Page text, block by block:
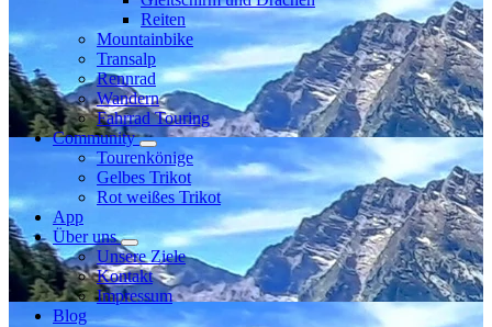
Reiten
Mountainbike
Transalp
Rennrad
Wandern
Fahrrad Touring
Community
Tourenkönige
Gelbes Trikot
Rot weißes Trikot
App
Über uns
Unsere Ziele
Kontakt
Impressum
Blog